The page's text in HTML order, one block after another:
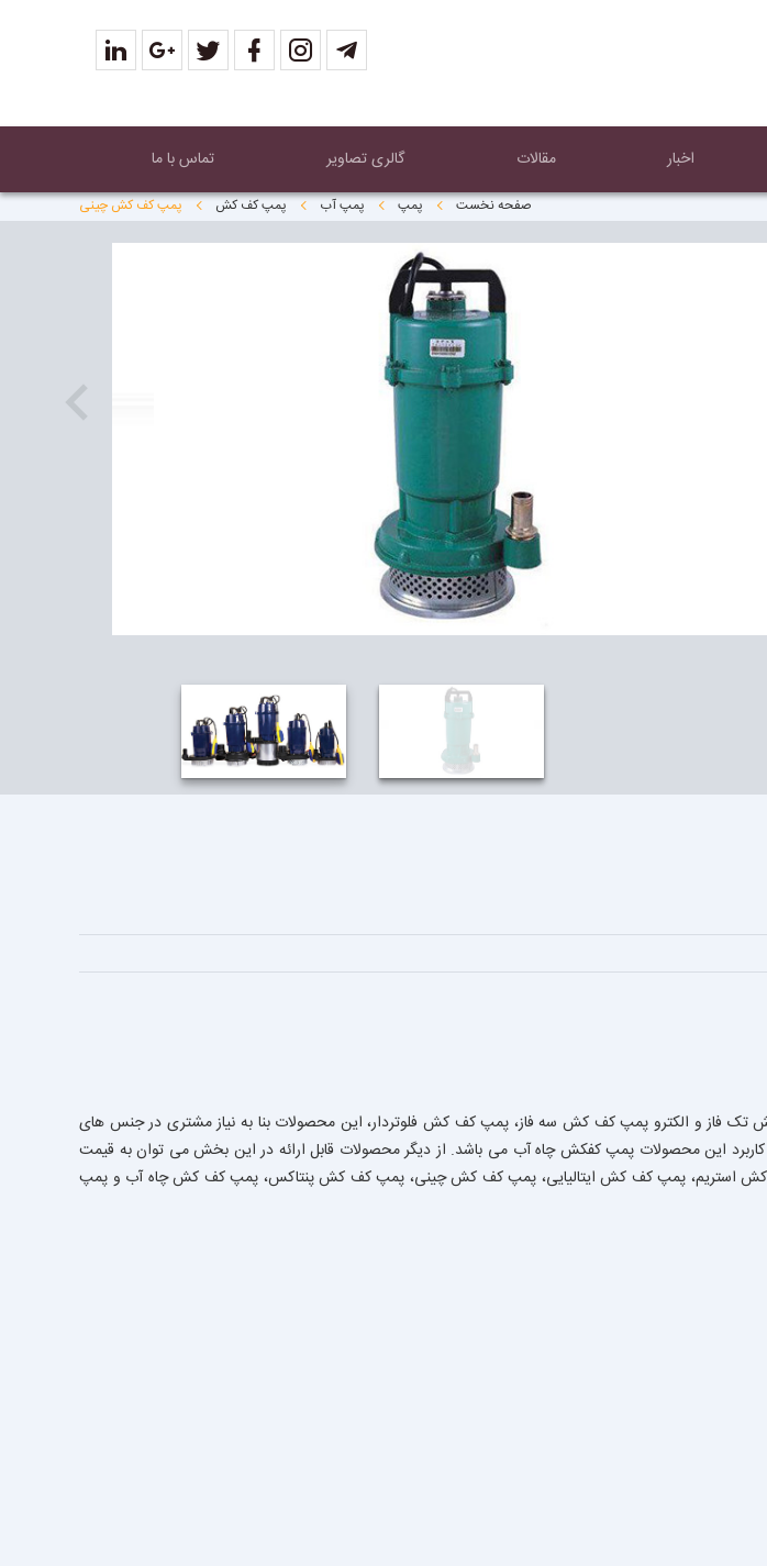
اخبار مقالات گالری تصاویر تماس با ما
صفحه نخست پمپ پمپ آب پمپ کف کش پمپ كف كش چينى
فاز و الکترو پمپ کف کش سه فاز، پمپ کف کش فلوتردار، این محصولات بنا به نیاز مشتری در جنس های
این محصولات پمپ کفکش چاه آب می باشد. از دیگر محصولات قابل ارائه در این بخش می توان به قیمت
استریم، پمپ کف کش ایتالیایی، پمپ کف کش چینی، پمپ کف کش پنتاکس، پمپ کف کش چاه آب و پمپ